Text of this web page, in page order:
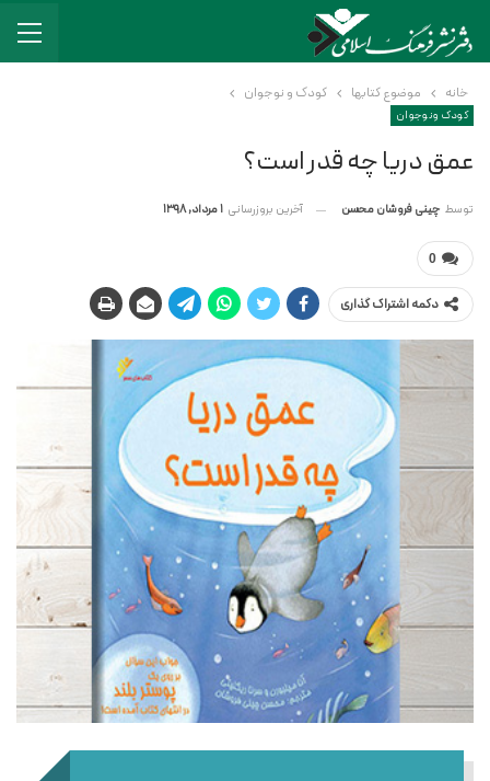
خانه موضوع کتابها کودک و نوجوان
کودک و نوجوان
عمق دریا چه قدر است؟
توسط چینی فروشان محسن آخرین بروزرسانی 1 مرداد, 1398
0
دکمه اشتراک گذاری